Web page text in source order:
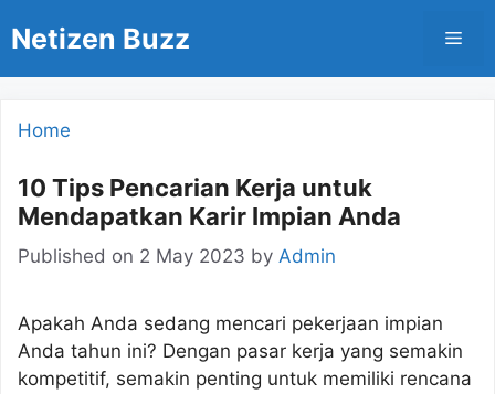
Netizen Buzz
Home
10 Tips Pencarian Kerja untuk
Mendapatkan Karir Impian Anda
Published on 2 May 2023 by Admin
Apakah Anda sedang mencari pekerjaan impian
Anda tahun ini? Dengan pasar kerja yang semakin
kompetitif, semakin penting untuk memiliki rencana